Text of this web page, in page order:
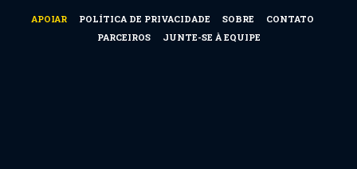
APOIAR POLÍTICA DE PRIVACIDADE SOBRE
CONTATO
PARCEIROS
JUNTE-SE À EQUIPE